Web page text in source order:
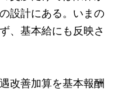
設計にある。いまの
、基本給にも反映さ
改善加算を基本報酬